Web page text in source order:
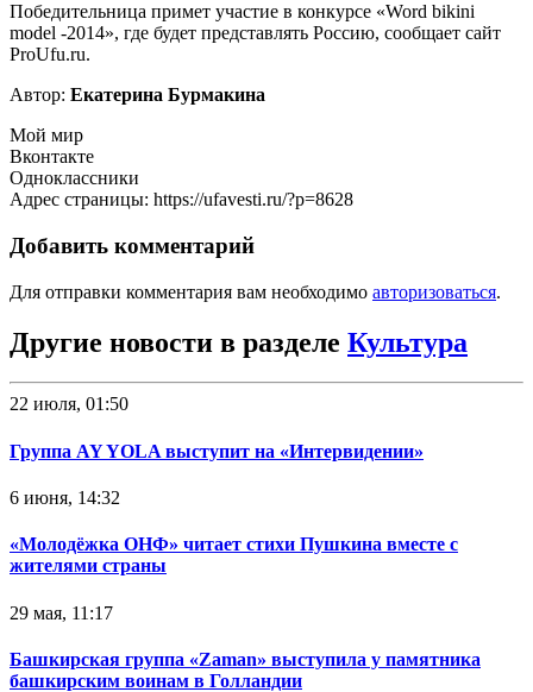
Победительница примет участие в конкурсе «Word bikini
model -2014», где будет представлять Россию, сообщает сайт
Pro­Ufu.ru.
Автор: Екатерина Бурмакина
Мой мир
Вконтакте
Одноклассники
Адрес страницы: https://ufavesti.ru/?p=8628
Добавить комментарий
Для отправки комментария вам необходимо авторизоваться.
Другие новости в разделе Культура
22 июля, 01:50
Группа AY YOLA выступит на «Интервидении»
6 июня, 14:32
«Молодёжка ОНФ» читает стихи Пушкина вместе с
жителями страны
29 мая, 11:17
Башкирская группа «Zaman» выступила у памятника
башкирским воинам в Голландии